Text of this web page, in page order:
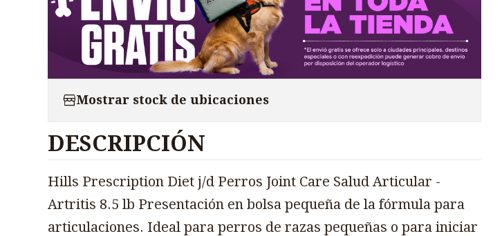
Mostrar stock de ubicaciones
DESCRIPCIÓN
Hills Prescription Diet j/d Perros Joint Care Salud Articular -
Artritis 8.5 lb Presentación en bolsa pequeña de la fórmula para
articulaciones. Ideal para perros de razas pequeñas o para iniciar